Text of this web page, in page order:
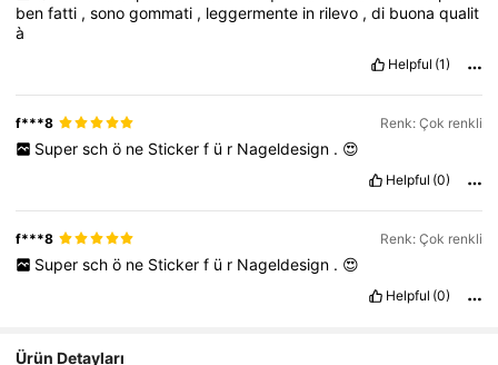
benfatti ,sonogommati , leggermente in rilevo ,di buonaqualit
à
Helpful (1)
f***8 Renk: Çok renkli
Super sch ö ne Sticker f ü r Nageldesign . 😍
Helpful (0)
f***8 Renk: Çok renkli
Super sch ö ne Sticker f ü r Nageldesign . 😍
Helpful (0)
Ürün Detayları